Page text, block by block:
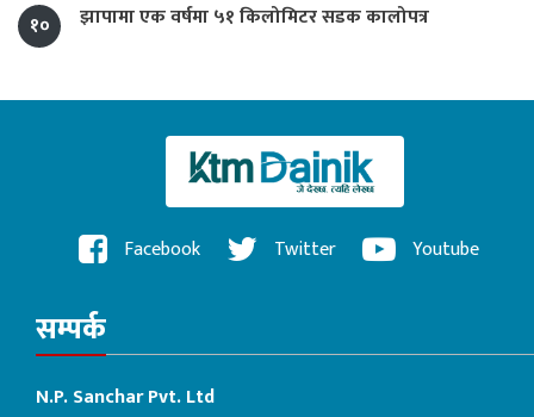
१०
झापामा एक वर्षमा ५१ किलोमिटर सडक कालोपत्र
Facebook Twitter Youtube
सम्पर्क
N.P. Sanchar Pvt. Ltd